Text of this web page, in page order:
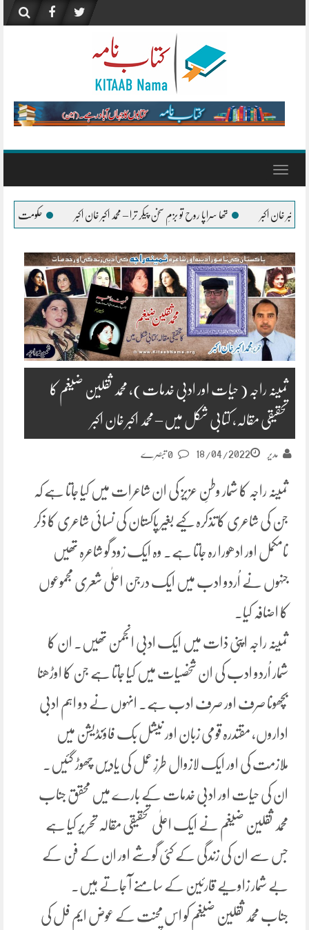
content
Toggle
تھا سراپا روح تو بزمِ سخن پیکر ترا – محمد اکبر خان اکبر حکومت اُردو زبان کے فروغ کے لیے
ثمینہ راجہ ( حیات اور ادبی خدمات)، محمد ثقلین ضیغم کا
تحقیقی مقالہ، کتابی شکل میں – محمد اکبر خان اکبر
مدیر 18/04/2022
ثمینہ راجہ کا شمار وطنِ عزیز کی ان شاعرات میں کیا جاتا ہے کہ
جن کی شاعری کا تذکرہ کیے بغیر پاکستان کی نسائی شاعری کا ذکر
نامکمل اور ادھورا رہ جاتا ہے. وہ ایک زود گو شاعرہ تھیں
جنہوں نے اُردو ادب میں ایک درجن اعلٰی شعری مجموعوں
کا اضافہ کیا.
ثمینہ راجہ اپنی ذات میں ایک ادبی انجمن تھیں. ان کا
شمار اُردو ادب کی ان شخصیات میں کیا جاتا ہے جن کا اوڑھنا
بچھونا صرف اور صرف ادب ہے. انہوں نے دو اہم ادبی
اداروں، مقتدرہ قومی زبان اور نیشل بک فاؤنڈیشن میں
ملازمت کی اور ایک لازوال طرزِ عمل کی یادیں چھوڑ گئیں.
ان کی حیات اور ادبی خدمات کے بارے میں محقق جناب
محمد ثقلین ضیغم نے ایک اعلٰی تحقیقی مقالہ تحریر کیا ہے
جس سے ان کی زندگی کے کئی گوشے اور ان کے فن کے
بے شمار زاویے قارئین کے سامنے آ جاتے ہیں.
جناب محمد ثقلین ضیغم کو اس محنت کے عوض ایم فل کی